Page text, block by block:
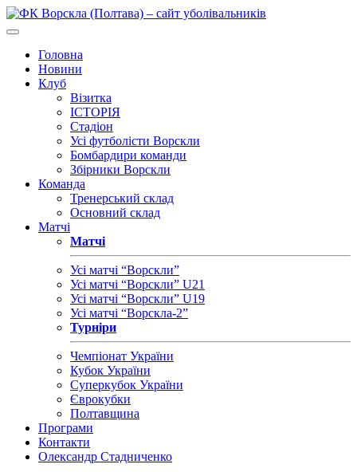
Головна
Новини
Клуб
Візитка
ІСТОРІЯ
Стадіон
Усі футболісти Ворскли
Бомбардири команди
Збірники Ворскли
Команда
Тренерський склад
Основний склад
Матчі
Матчі
Усі матчі “Ворскли”
Усі матчі “Ворскли” U21
Усі матчі “Ворскли” U19
Усі матчі “Ворскла-2”
Турніри
Чемпіонат України
Кубок України
Суперкубок України
Єврокубки
Полтавщина
Програми
Контакти
Олександр Стадниченко